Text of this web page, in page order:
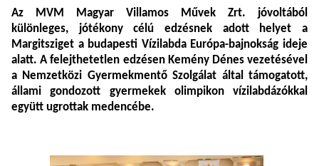
Az MVM Magyar Villamos Művek Zrt. jóvoltából
különleges, jótékony célú edzésnek adott helyet a
Margitsziget a budapesti Vízilabda Európa-bajnokság ideje
alatt. A felejthetetlen edzésen Kemény Dénes vezetésével
a Nemzetközi Gyermekmentő Szolgálat által támogatott,
állami gondozott gyermekek olimpikon vízilabdázókkal
együtt ugrottak medencébe.